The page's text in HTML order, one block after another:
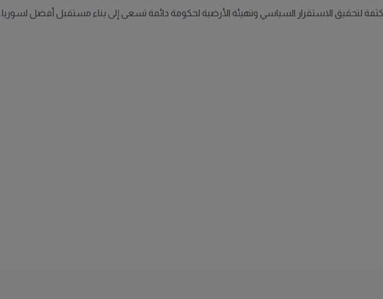
لتحقيق الاستقرار السياسي وتهيئة الأرضية لحكومة دائمة تسعى إلى بناء مستقبل أفضل لسوريا.